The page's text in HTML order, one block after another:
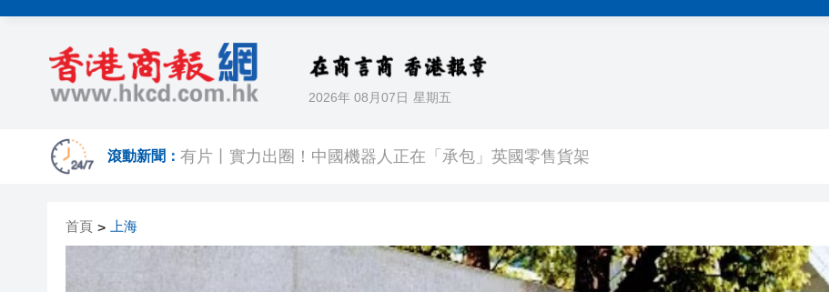
2026年 08月07日 星期五
滾動新聞： 有片丨實力出圈！中國機器人正在「承包」英國零售貨架
華僑銀行上半年純利按年增13%至41.95億坡元 中期息47坡仙
首頁 > 上海